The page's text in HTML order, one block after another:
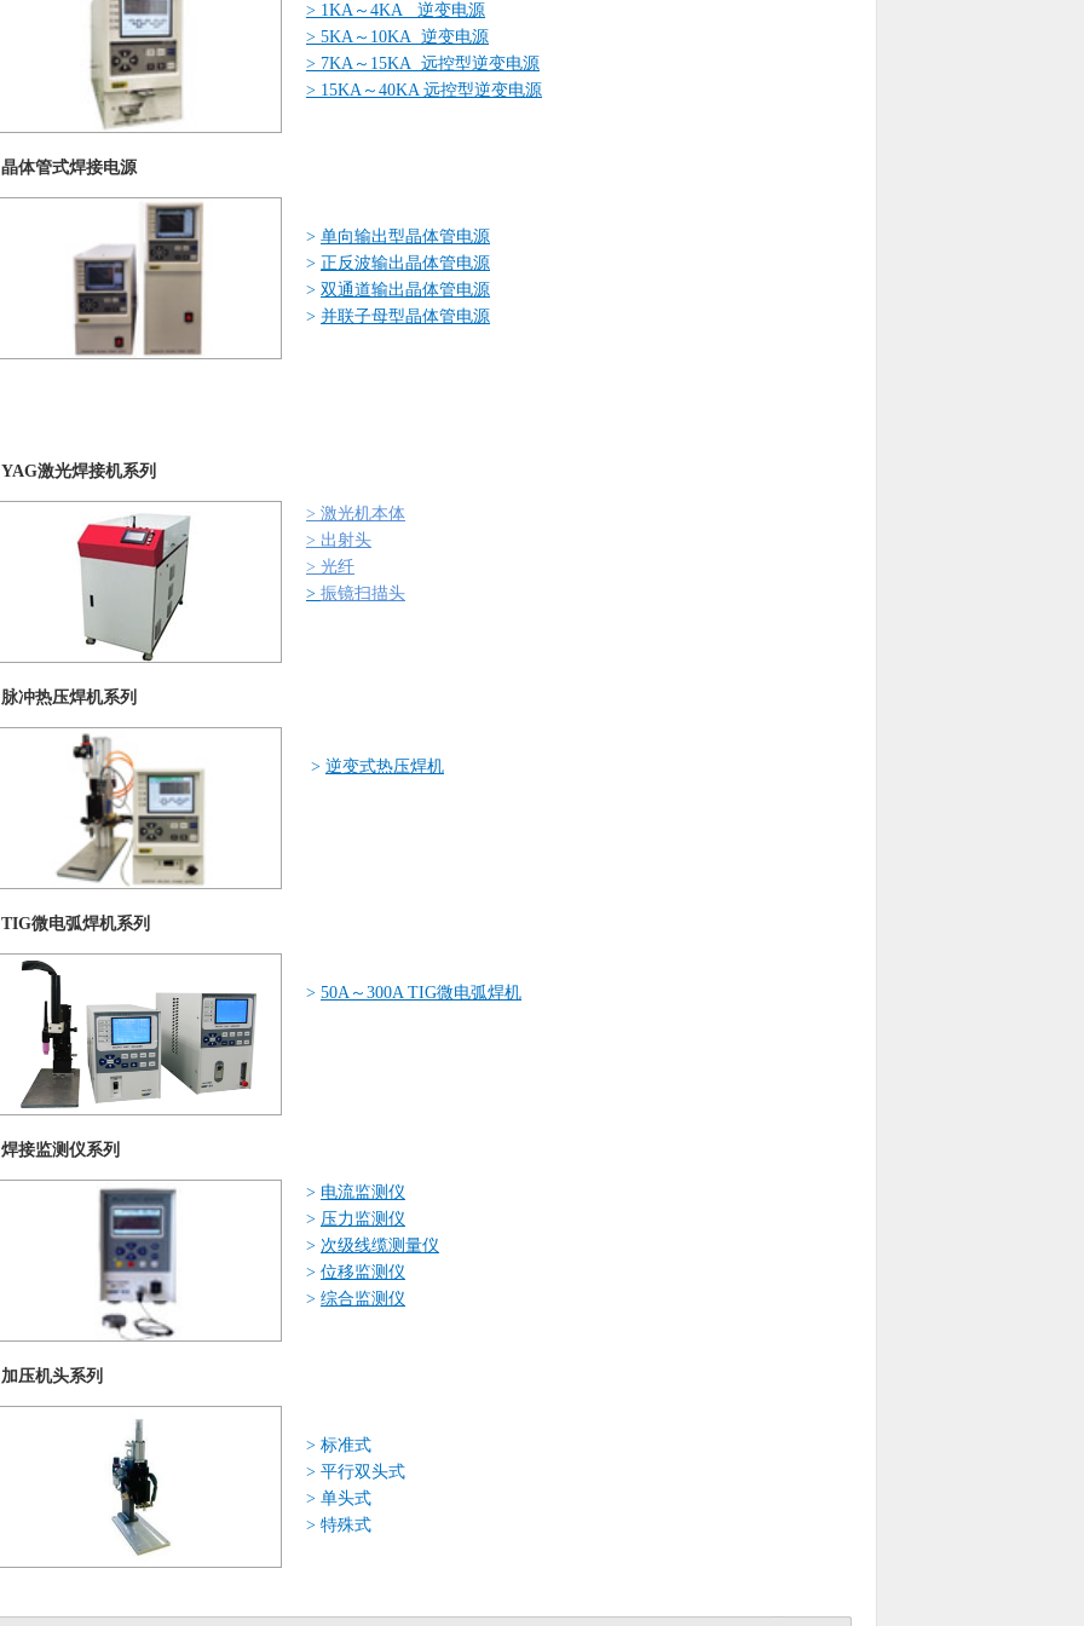
> 1KA～4KA 逆变电源
> 5KA～10KA 逆变电源
> 7KA～15KA 远控型逆变电源
> 15KA～40KA 远控型逆变电源
晶体管式焊接电源
> 单向输出型晶体管电源
> 正反波输出晶体管电源
> 双通道输出晶体管电源
> 并联子母型晶体管电源
YAG激光焊接机系列
> 激光机本体
> 出射头
> 光纤
> 振镜扫描头
脉冲热压焊机系列
> 逆变式热压焊机
TIG微电弧焊机系列
> 50A～300A TIG微电弧焊机
焊接监测仪系列
> 电流监测仪
> 压力监测仪
> 次级线缆测量仪
> 位移监测仪
> 综合监测仪
加压机头系列
> 标准式
> 平行双头式
> 单头式
> 特殊式